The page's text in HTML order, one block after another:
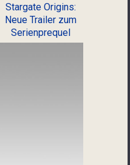
Stargate Origins:
Neue Trailer zum
Serienprequel